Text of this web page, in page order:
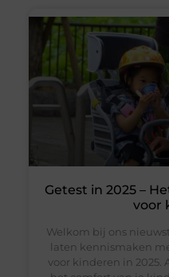
Getest in 2025 –
voor
Welkom bij ons
laten kennismaken
voor kinderen in 2025.